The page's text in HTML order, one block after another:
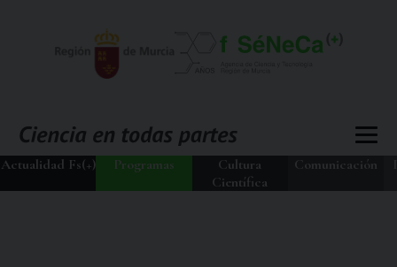
Actualidad Fs(+) Programas
Cultura
Científica
Comunicación